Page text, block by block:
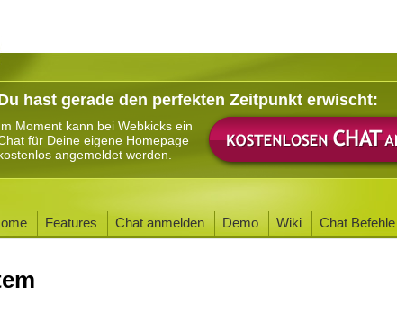
hast gerade den perfekten Zeitpunkt erwischt:
Moment kann bei Webkicks ein
für Deine eigene Homepage
angemeldet werden.
Features Chat anmelden Demo Wiki Chat Befehle